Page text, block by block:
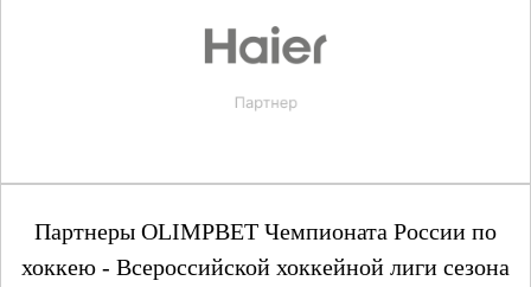
Партнеры OLIMPBET Чемпионата России по
хоккею - Всероссийской хоккейной лиги сезона